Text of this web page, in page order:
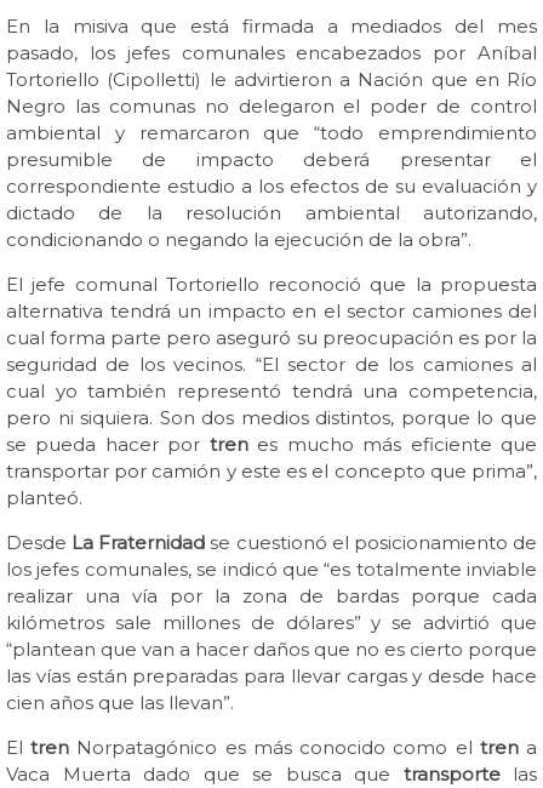
En la misiva que está firmada a mediados del mes
pasado, los jefes comunales encabezados por Aníbal
Tortoriello (Cipolletti) le advirtieron a Nación que en Río
Negro las comunas no delegaron el poder de control
ambiental y remarcaron que “todo emprendimiento
presumible de impacto deberá presentar el
correspondiente estudio a los efectos de su evaluación y
dictado de la resolución ambiental autorizando,
condicionando o negando la ejecución de la obra”.
El jefe comunal Tortoriello reconoció que la propuesta
alternativa tendrá un impacto en el sector camiones del
cual forma parte pero aseguró su preocupación es por la
seguridad de los vecinos. “El sector de los camiones al
cual yo también representó tendrá una competencia,
pero ni siquiera. Son dos medios distintos, porque lo que
se pueda hacer por trenes mucho más eficiente que
transportar por camión y este es el concepto que prima”,
planteó.
Desde La Fraternidad se cuestionó el posicionamiento de
los jefes comunales, se indicó que “es totalmente inviable
realizar una vía por la zona de bardas porque cada
kilómetros sale millones de dólares” y se advirtió que
“plantean que van a hacer daños que no es cierto porque
las vías están preparadas para llevar cargas y desde hace
cien años que las llevan”.
Eltren Norpatagónico es más conocido como el trena
Vaca Muerta dado que se busca que transportelas